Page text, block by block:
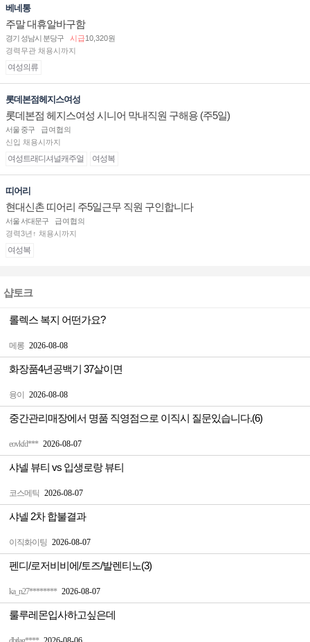
베네통
주말 대휴알바구함
경기 성남시 분당구 시급10,320원
경력무관 채용시까지
여성의류
롯데본점헤지스여성
롯데본점 헤지스여성 시니어 막내직원 구해용 (주5일)
서울 중구
급여협의
신입 채용시까지
여성트래디셔널캐주얼 여성복
띠어리
현대신촌 띠어리 주5일근무 직원 구인합니다
서울 서대문구
급여협의
경력3년↑ 채용시까지
여성복
샵토크
메롱 2026-08-08
롤렉스 복지 어떤가요?
융이 2026-08-08
화장품4년공백기 37살이면
eovkfd*** 2026-08-07
중간관리매장에서 명품 직영점으로 이직시 질문있습니다.(6)
코스메틱 2026-08-07
샤넬 뷰티 vs 입생로랑 뷰티
이직화이팅 2026-08-07
샤넬 2차 합불결과
ka_n27******** 2026-08-07
펜디/로저비비에/토즈/발렌티노(3)
룰루레몬입사하고싶은데